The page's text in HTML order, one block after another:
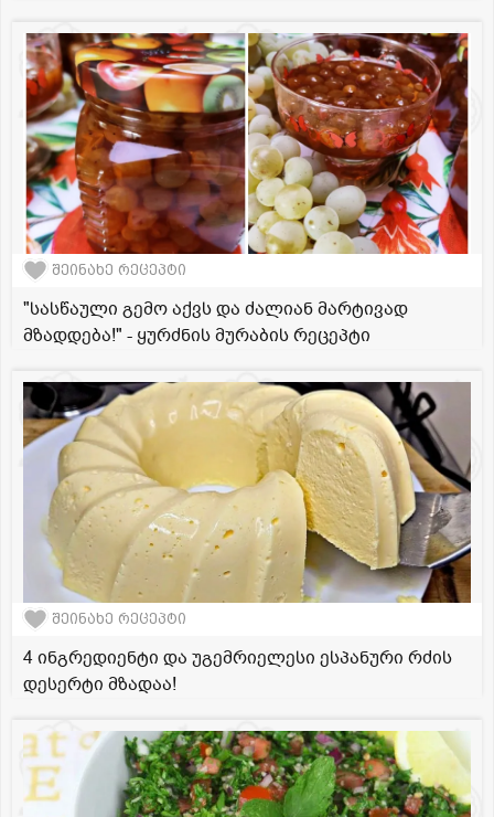
შეინახე რეცეპტი
"სასწაული გემო აქვს და ძალიან მარტივად
მზადდება!" - ყურძნის მურაბის რეცეპტი
შეინახე რეცეპტი
4 ინგრედიენტი და უგემრიელესი ესპანური რძის
დესერტი მზადაა!